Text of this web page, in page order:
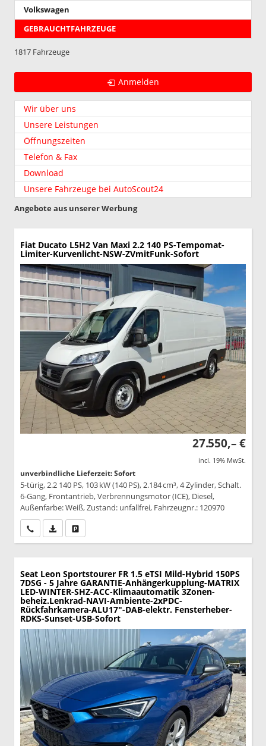
Volkswagen
GEBRAUCHTFAHRZEUGE
1817 Fahrzeuge
Anmelden
Wir über uns
Unsere Leistungen
Öffnungszeiten
Telefon & Fax
Download
Unsere Fahrzeuge bei AutoScout24
Angebote aus unserer Werbung
Fiat Ducato L5H2 Van Maxi 2.2 140 PS-Tempomat-
Limiter-Kurvenlicht-NSW-ZVmitFunk-Sofort
27.550,– €
incl. 19% MwSt.
unverbindliche Lieferzeit: Sofort
5-türig, 2.2 140 PS, 103 kW (140 PS), 2.184 cm³, 4 Zylinder, Schalt.
6-Gang, Frontantrieb, Verbrennungsmotor (ICE), Diesel,
Außenfarbe: Weiß, Zustand: unfallfrei, Fahrzeugnr.: 120970
Wir rufen Sie anPDF-Datei, Fahrzeugexposé drucken
Seat Leon Sportstourer FR 1.5 eTSI Mild-Hybrid 150PS
7DSG - 5 Jahre GARANTIE-Anhängerkupplung-MATRIX
LED-WINTER-SHZ-ACC-Klimaautomatik 3Zonen-
beheiz.Lenkrad-NAVI-Ambiente-2xPDC-
Rückfahrkamera-ALU17"-DAB-elektr. Fensterheber-
RDKS-Sunset-USB-Sofort